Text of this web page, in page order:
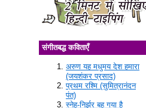
संगीतबद्ध कविताएँ
अरुण यह मधुमय देश हमारा
(जयशंकर प्रसाद)
प्रथम रश्मि (सुमित्रानंदन
पंत)
स्नेह-निर्झर बह गया है